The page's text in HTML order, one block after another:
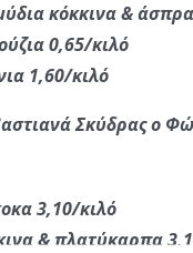
κόκκινα &
0,65/κιλό
1,60/κιλό
Σκύδρας ο
3,10/κιλό
& πλατύκαρπα